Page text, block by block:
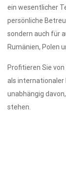
ein wesentlicher
persönliche
sondern auch für
Rumänien, Polen
Profitieren Sie
als internationaler
unabhängig
stehen.